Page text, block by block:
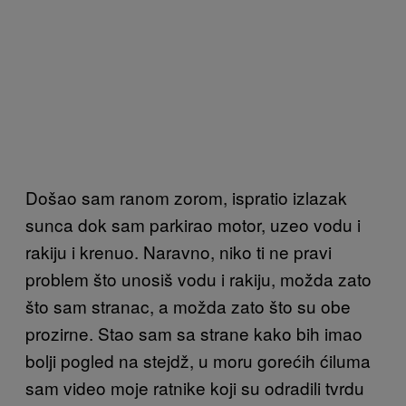
Došao sam ranom zorom, ispratio izlazak
sunca dok sam parkirao motor, uzeo vodu i
rakiju i krenuo. Naravno, niko ti ne pravi
problem što unosiš vodu i rakiju, možda zato
što sam stranac, a možda zato što su obe
prozirne. Stao sam sa strane kako bih imao
bolji pogled na stejdž, u moru gorećih ćiluma
sam video moje ratnike koji su odradili tvrdu